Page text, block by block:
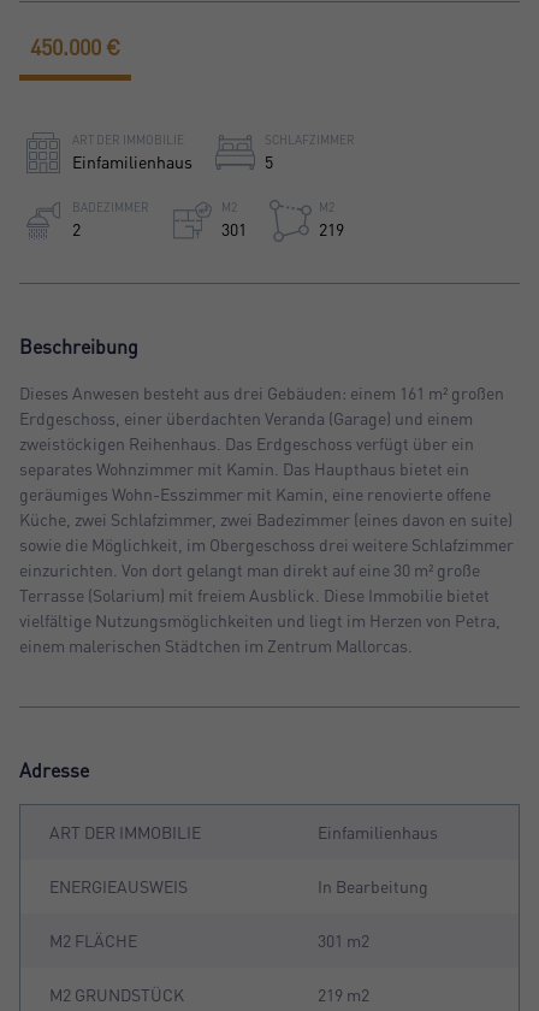
ART DER IMMOBILIE
Einfamilienhaus
SCHLAFZIMMER
5
BADEZIMMER
2
M2
301
M2
219
450.000 €
Beschreibung
Dieses Anwesen besteht aus drei Gebäuden: einem 161 m² großen
Erdgeschoss, einer überdachten Veranda (Garage) und einem
zweistöckigen Reihenhaus. Das Erdgeschoss verfügt über ein
separates Wohnzimmer mit Kamin. Das Haupthaus bietet ein
geräumiges Wohn-Esszimmer mit Kamin, eine renovierte offene
Küche, zwei Schlafzimmer, zwei Badezimmer (eines davon en suite)
sowie die Möglichkeit, im Obergeschoss drei weitere Schlafzimmer
einzurichten. Von dort gelangt man direkt auf eine 30 m² große
Terrasse (Solarium) mit freiem Ausblick. Diese Immobilie bietet
vielfältige Nutzungsmöglichkeiten und liegt im Herzen von Petra,
einem malerischen Städtchen im Zentrum Mallorcas.
Adresse
ART DER IMMOBILIE Einfamilienhaus
ENERGIEAUSWEIS In Bearbeitung
M2 FLÄCHE 301 m2
M2 GRUNDSTÜCK 219 m2